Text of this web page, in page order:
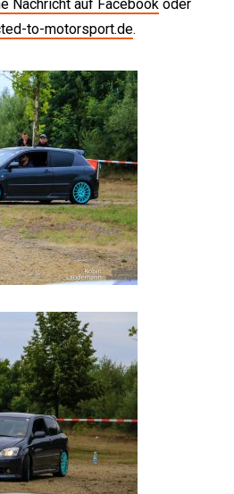
Nachricht auf Facebook oder
to-motorsport.de.